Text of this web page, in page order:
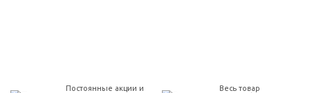
Постоянные акции и
Весь товар